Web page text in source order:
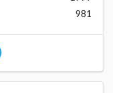
981